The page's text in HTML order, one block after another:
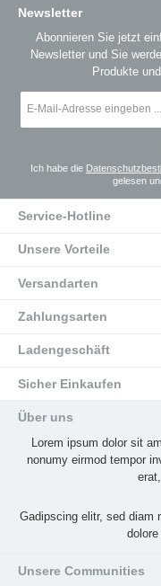
Newsletter
Abonnieren Sie jetzt
Newsletter und Sie
Produkte
Mail-
Ich habe die
gelesen
Service-Hotline
Unsere Vorteile
Versandarten
Zahlungsarten
Ladengeschäft
Sicher Einkaufen
Über uns
Lorem ipsum dolor sit
nonumy eirmod tempor
Gadipscing elitr, sed diam
Unsere Communities